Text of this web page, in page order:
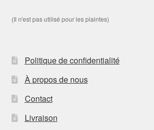
(Il n'est pas utilisé pour les plaintes)
Politique de confidentialité
À propos de nous
Contact
Livraison